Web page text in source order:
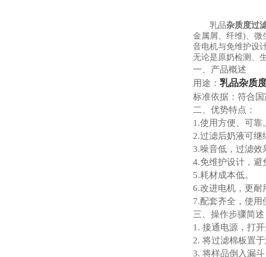
乳品杂质度过
金属屑、纤维)、微
音电机与免维护设
无论是原奶检测、
一、产品概述
用途： 乳品杂质
标准依据：符合
二、优势特点：
1.使用方便、可靠
2.过滤后奶液可
3.噪音低，过滤效
4.免维护设计，避
5.耗材成本低。
6.改进电机，更耐
7.配套齐全，使用
三、操作步骤简述
1. 接通电源，打
2. 将过滤棉板置
3. 将样品倒入漏